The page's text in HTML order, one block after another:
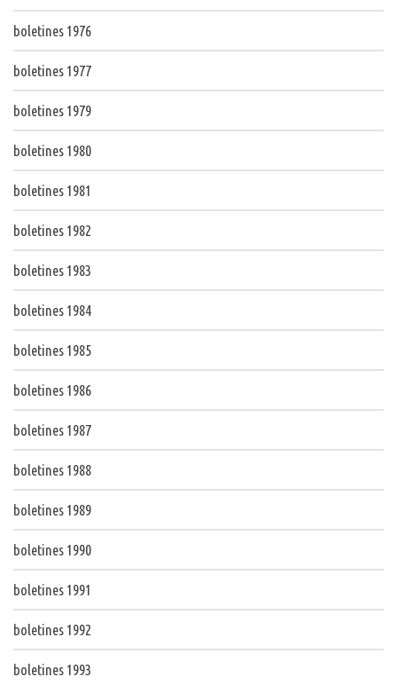
boletines 1976
boletines 1977
boletines 1979
boletines 1980
boletines 1981
boletines 1982
boletines 1983
boletines 1984
boletines 1985
boletines 1986
boletines 1987
boletines 1988
boletines 1989
boletines 1990
boletines 1991
boletines 1992
boletines 1993